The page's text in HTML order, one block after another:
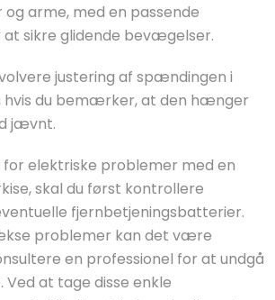
arme, med en passende
sikre glidende bevægelser.
justering af spændingen i
hvis du bemærker, at den hænger
jævnt.
for elektriske problemer med en
skal du først kontrollere
fjernbetjeningsbatterier.
problemer kan det være
en professionel for at undgå
Ved at tage disse enkle